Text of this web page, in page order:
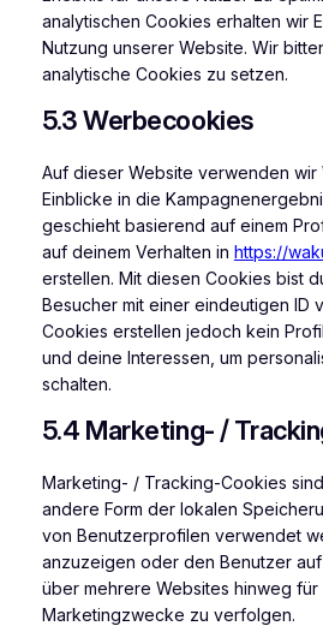
analytischen Cookies erhalten wir
Nutzung unserer Website. Wir
analytische Cookies zu setzen.
5.3 Werbecookies
Auf dieser Website verwenden wir
Einblicke in die
geschieht basierend auf einem
auf deinem Verhalten in https://
erstellen. Mit diesen Cookies bist
Besucher mit einer eindeutigen ID
Cookies erstellen jedoch kein
und deine Interessen, um
schalten.
5.4 Marketing- /
Marketing- / Tracking-Cookies
andere Form der lokalen
von Benutzerprofilen verwendet
anzuzeigen oder den Benutzer
über mehrere Websites hinweg für
Marketingzwecke zu verfolgen.